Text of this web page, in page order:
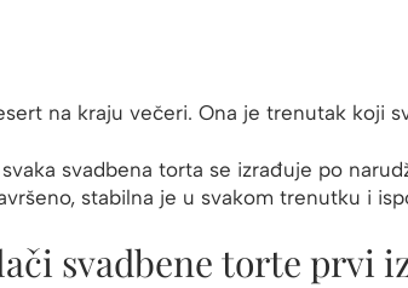
na kraju večeri. Ona je trenutak koji
svaka svadbena torta se izrađuje po
stabilna je u svakom trenutku i
svadbene torte prvi